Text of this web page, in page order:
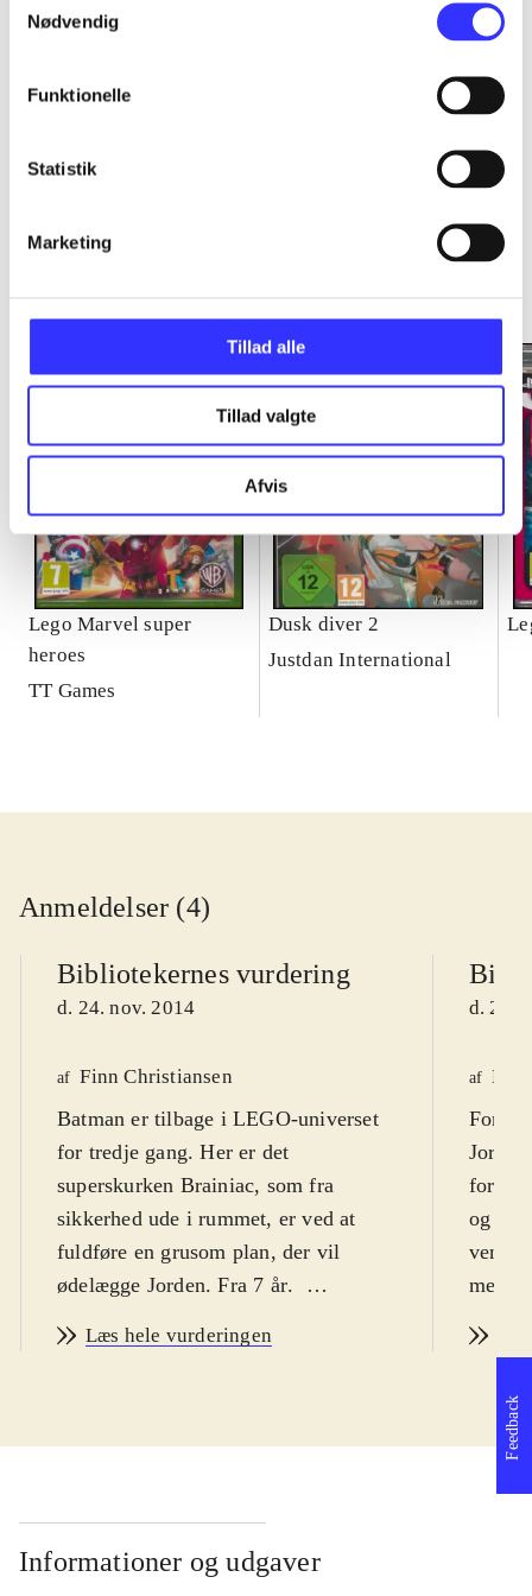
Nødvendig
Funktionelle
Statistik
Marketing
Tillad alle
Tillad valgte
Afvis
Minder om
Lego Marvel super
heroes
TT Games
Dusk diver 2
Justdan International
Anmeldelser (4)
Bibliotekernes vurdering
d. 24. nov. 2014
af Finn Christiansen
Batman er tilbage i LEGO-universet
for tredje gang. Her er det
superskurken Brainiac, som fra
sikkerhed ude i rummet, er ved at
fuldføre en grusom plan, der vil
ødelægge Jorden. Fra 7 år.
Traveller's tales, og det
person, hvor det gælder om at løse
og løse puzzles. Undervejs i historien
samler man figurer - der er over 150
kendte personer fra DC-universet
Læs hele vurderingen
d. 24.
af
For at
og slå
med
Informationer og udgaver
Feedback